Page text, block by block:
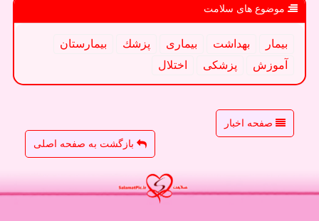
موضوع های سلامت
بیمار بهداشت بیماری پزشك
بیمارستان
آموزش
پزشكی اختلال
صفحه اخبار
بازگشت به صفحه اصلی